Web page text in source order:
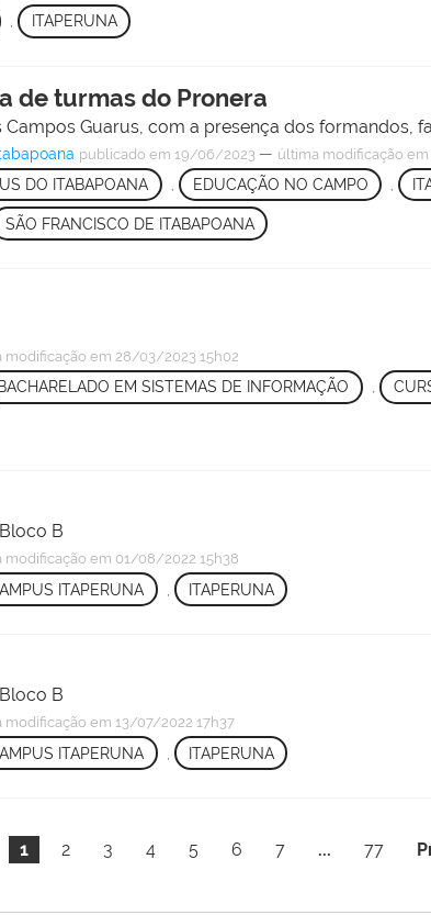
, ITAPERUNA
de turmas do Pronera
Guarus, com a presença dos formandos,
publicado em 19/06/2023 — última modificação em
DO ITABAPOANA EDUCAÇÃO NO CAMPO ,
SÃO FRANCISCO DE ITABAPOANA
modificação em 28/03/2023 15h02
BACHARELADO EM SISTEMAS DE INFORMAÇÃO ,
B
modificação em 01/08/2022 15h38
ITAPERUNA ITAPERUNA
B
modificação em 13/07/2022 17h37
ITAPERUNA ITAPERUNA
1 2 3 4 5 6 7 ... 77